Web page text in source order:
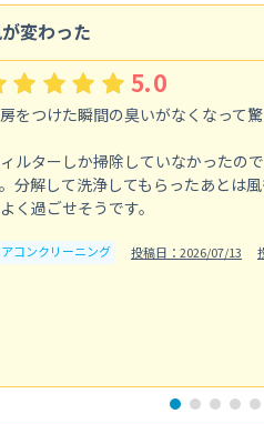
変わった
5.0
をつけた瞬間の臭いがなくなって驚
ルターしか掃除していなかったの
分解して洗浄してもらったあとは
く過ごせそうです。
コンクリーニング 投稿日：2026/07/13